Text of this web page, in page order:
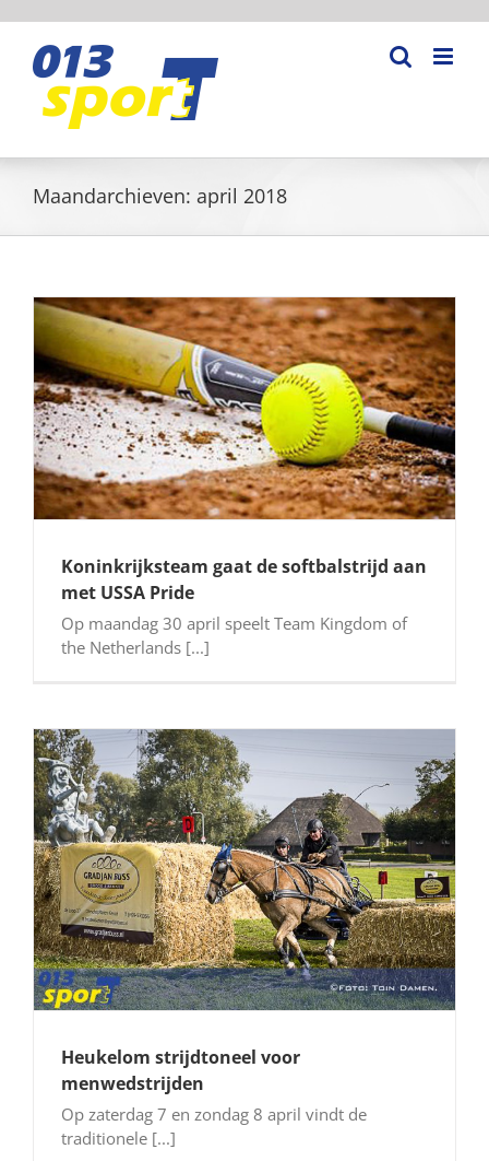
inhoud
Maandarchieven: april 2018
Koninkrijksteam gaat de softbalstrijd aan
met USSA Pride
Op maandag 30 april speelt Team Kingdom of
the Netherlands [...]
Heukelom strijdtoneel voor
menwedstrijden
Op zaterdag 7 en zondag 8 april vindt de
traditionele [...]